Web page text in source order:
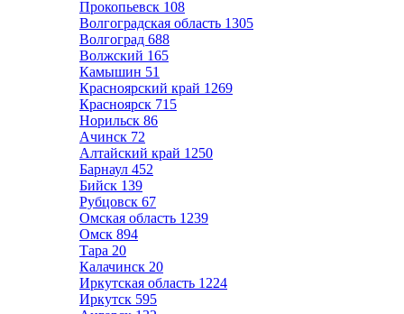
Прокопьевск 108
Волгоградская область 1305
Волгоград 688
Волжский 165
Камышин 51
Красноярский край 1269
Красноярск 715
Норильск 86
Ачинск 72
Алтайский край 1250
Барнаул 452
Бийск 139
Рубцовск 67
Омская область 1239
Омск 894
Тара 20
Калачинск 20
Иркутская область 1224
Иркутск 595